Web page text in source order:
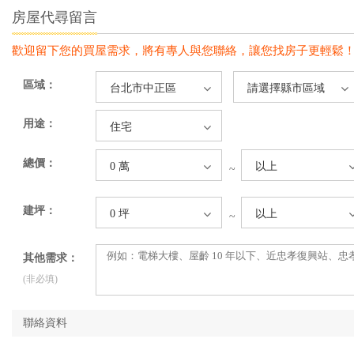
房屋代尋留言
歡迎留下您的買屋需求，將有專人與您聯絡，讓您找房子更輕鬆！
區域： 台北市中正區 請選擇縣市區域
用途： 住宅
總價： 0 萬 ~ 以上
建坪： 0 坪 ~ 以上
其他需求：
(非必填)
聯絡資料